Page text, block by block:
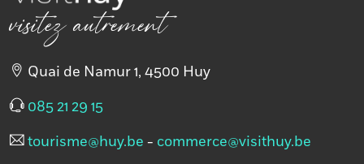
visitez autrement
Quai de Namur 1, 4500 Huy
085 21 29 15
tourisme@huy.be - commerce@visithuy.be